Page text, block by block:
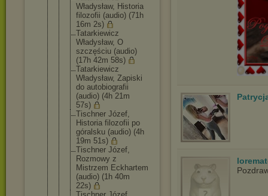
Władysław, Historia
filozofii (audio) (71h
16m 2s)
Tatarkiewicz
Władysław, O
szczęściu (audio)
(17h 42m 58s)
Tatarkiewicz
Władysław, Zapiski
do autobiografii
(audio) (4h 21m
57s)
Tischner Józef,
Historia filozofii po
góralsku (audio) (4h
19m 51s)
Tischner Józef,
Rozmowy z
Mistrzem Eckhartem
(audio) (1h 40m
22s)